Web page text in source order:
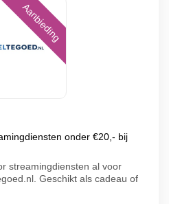
Aanbieding
onder €20,- bij
streamingdiensten al voor
Geschikt als cadeau of